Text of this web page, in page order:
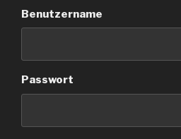
Benutzername
Passwort